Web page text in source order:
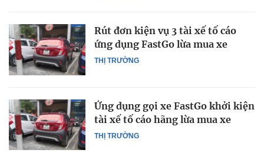
THỊ TRƯỜNG
Rút đơn kiện vụ 3 tài xế tố cáo
ứng dụng FastGo lừa mua xe
THỊ TRƯỜNG
Ứng dụng gọi xe FastGo khởi kiện
tài xế tố cáo hãng lừa mua xe